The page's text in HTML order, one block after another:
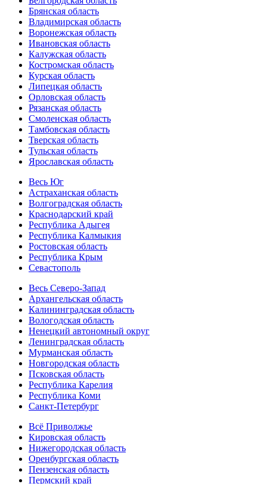
Брянская область
Владимирская область
Воронежская область
Ивановская область
Калужская область
Костромская область
Курская область
Липецкая область
Орловская область
Рязанская область
Смоленская область
Тамбовская область
Тверская область
Тульская область
Ярославская область
Весь Юг
Астраханская область
Волгоградская область
Краснодарский край
Республика Адыгея
Республика Калмыкия
Ростовская область
Республика Крым
Севастополь
Весь Северо-Запад
Архангельская область
Калининградская область
Вологодская область
Ненецкий автономный округ
Ленинградская область
Мурманская область
Новгородская область
Псковская область
Республика Карелия
Республика Коми
Санкт-Петербург
Всё Приволжье
Кировская область
Нижегородская область
Оренбургская область
Пензенская область
Пермский край